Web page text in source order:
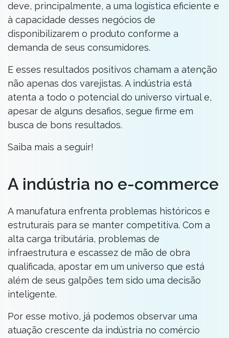
deve, principalmente, a uma logística eficiente e
à capacidade desses negócios de
disponibilizarem o produto conforme a
demanda de seus consumidores.
E esses resultados positivos chamam a atenção
não apenas dos varejistas. A indústria está
atenta a todo o potencial do universo virtual e,
apesar de alguns desafios, segue firme em
busca de bons resultados.
Saiba mais a seguir!
A indústria no e-commerce
A manufatura enfrenta problemas históricos e
estruturais para se manter competitiva. Com a
alta carga tributária, problemas de
infraestrutura e escassez de mão de obra
qualificada, apostar em um universo que está
além de seus galpões tem sido uma decisão
inteligente.
Por esse motivo, já podemos observar uma
atuação crescente da indústria no comércio